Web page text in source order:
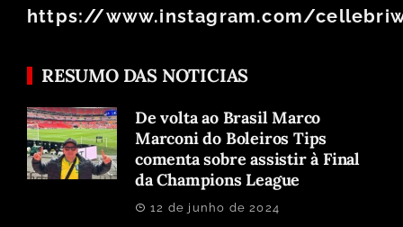
https://www.instagram.com/
RESUMO DAS NOTICIAS
De volta ao Brasil Marco
Marconi do Boleiros Tips
comenta sobre assistir à Final
da Champions League
12 de junho de 2024